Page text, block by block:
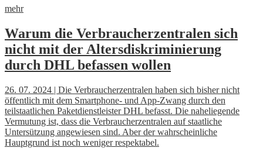
mehr
Warum die Verbraucherzentralen sich
nicht mit der Altersdiskriminierung
durch DHL befassen wollen
26. 07. 2024 | Die Verbraucherzentralen haben sich bisher nicht
öffentlich mit dem Smartphone- und App-Zwang durch den
teilstaatlichen Paketdienstleister DHL befasst. Die naheliegende
Vermutung ist, dass die Verbraucherzentralen auf staatliche
Untersützung angewiesen sind. Aber der wahrscheinliche
Hauptgrund ist noch weniger respektabel.